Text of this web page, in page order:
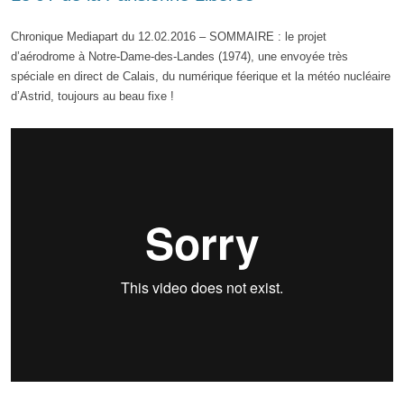
Chronique Mediapart du 12.02.2016 – SOMMAIRE : le projet
d’aérodrome à Notre-Dame-des-Landes (1974), une envoyée très
spéciale en direct de Calais, du numérique féerique et la météo nucléaire
d’Astrid, toujours au beau fixe !